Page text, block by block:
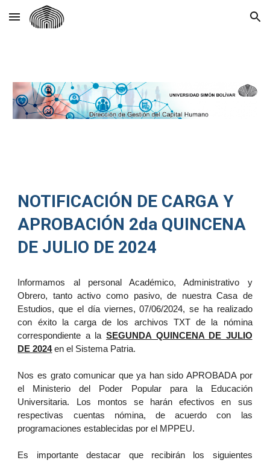
Skip to main content Skip to navigation
NOTIFICACIÓN DE CARGA Y
APROBACIÓN 2da QUINCENA
DE JULIO DE 2024
Informamos al personal Académico, Administrativo y
Obrero, tanto activo como pasivo, de nuestra Casa de
Estudios, que el día viernes, 07/06/2024, se ha realizado
con éxito la carga de los archivos TXT de la nómina
correspondiente a la SEGUNDA QUINCENA DE JULIO
DE 2024en el Sistema Patria.
Nos es grato comunicar que ya han sido APROBADA por
el Ministerio del Poder Popular para la Educación
Universitaria. Los montos se harán efectivos en sus
respectivas cuentas nómina, de acuerdo con las
programaciones establecidas por el MPPEU.
Es importante destacar que recibirán los siguientes